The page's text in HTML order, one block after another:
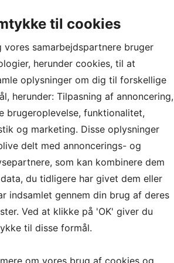
står til rådighed for at hjælpe dig af
som du kan læse mere om
De omhandler bl.a. hovedpine,
ryg, bækken, knæ, ankel, fod,
og sportsskader.
vi os overordnet med at holde
gennem behandling, genoptræning
Derudover specialiserer vi os i
som står for Godt Liv med
i behandling af hovedpine. Vi tilbyder
hvor hvert hold indeholder
svarende til holdets fokusområde.
til cookies
vores samarbejdspartnere bruger
herunder cookies, til at
oplysninger om dig til forskellige
herunder: Tilpasning af annoncering,
brugeroplevelse, funktionalitet,
og marketing. Disse oplysninger
delt med annoncerings- og
som kan kombinere dem
du tidligere har givet dem eller
indsamlet gennem din brug af deres
Ved at klikke på 'OK' giver du
til disse formål.
om vores brug af cookies og